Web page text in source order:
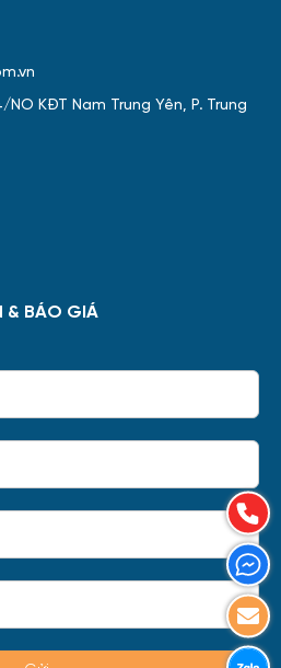
KĐT Nam Trung Yên, P. Trung
& BÁO GIÁ